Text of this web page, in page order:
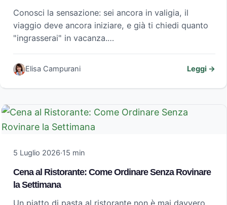
Conosci la sensazione: sei ancora in valigia, il
viaggio deve ancora iniziare, e già ti chiedi quanto
"ingrasserai" in vacanza.…
Elisa Campurani Leggi →
5 Luglio 2026·15 min
Cena al Ristorante: Come Ordinare Senza Rovinare
la Settimana